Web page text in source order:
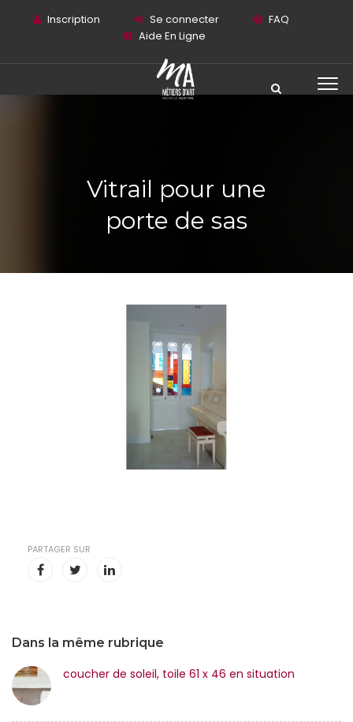
Inscription Se connecter
FAQ
Aide En Ligne
Vitrail pour une
porte de sas
Dans la même rubrique
coucher de soleil, toile 61 x 46 en situation
PARTAGER SUR